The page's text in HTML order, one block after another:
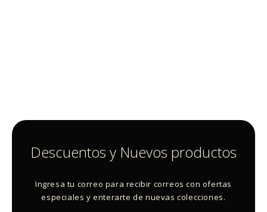
Descuentos y Nuevos productos
Ingresa tu correo para recibir correos con ofertas
especiales y enterarte de nuevas colecciones.